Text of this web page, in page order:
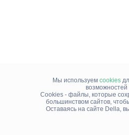
Мы используем cookies
Cookies - файлы, которые
большинством сайтов,
Оставаясь на сайте Della,